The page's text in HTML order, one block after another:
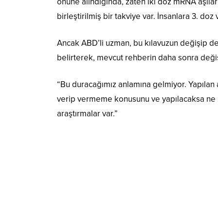
birleştirilmiş bir takviye var. İnsanlara 3. doz
Ancak ABD’li uzman, bu kılavuzun değişip
belirterek, mevcut rehberin daha sonra
“Bu duracağımız anlamına gelmiyor.
verip vermeme konusunu ve yapılacaksa
araştırmalar var.”